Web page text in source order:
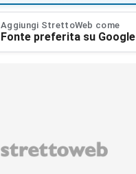
Aggiungi StrettoWeb come
Fonte preferita su Google